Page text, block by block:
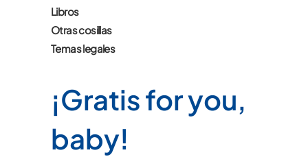
Libros
Otras cosillas
Temas legales
¡Gratis for you,
baby!